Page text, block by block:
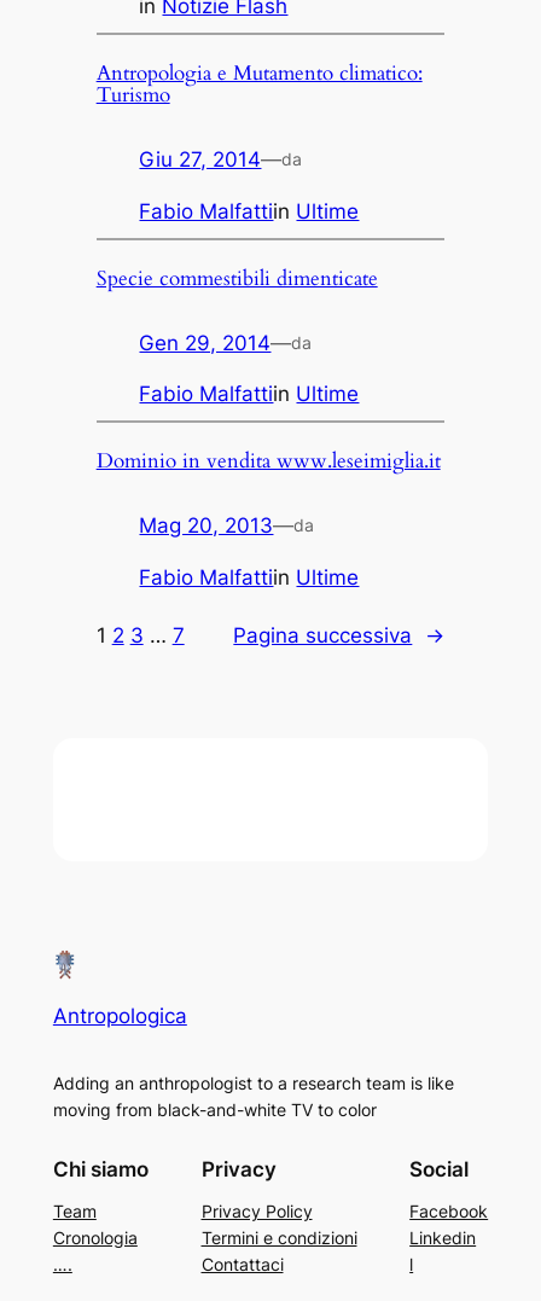
in Notizie Flash
Antropologia e Mutamento climatico:
Turismo
Giu 27, 2014—da
Fabio Malfattiin Ultime
Specie commestibili dimenticate
Gen 29, 2014—da
Fabio Malfattiin Ultime
Dominio in vendita www.leseimiglia.it
Mag 20, 2013—da
Fabio Malfattiin Ultime
1 2 3 … 7 Pagina successiva →
Antropologica
Adding an anthropologist to a research team is like
moving from black-and-white TV to color
Chi siamo
Team
Cronologia
….
Privacy
Privacy Policy
Termini e condizioni
Contattaci
Social
Facebook
Linkedin
l